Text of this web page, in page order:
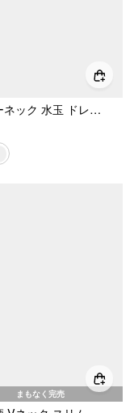
ホルターネック 水玉 ドレープ メタルディテール ワイドレッグ ジャンプスーツ
まもなく完売